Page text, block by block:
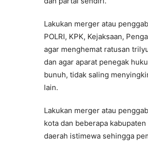
Lakukan merger atau
POLRI, KPK, Kejaksaan,
agar menghemat ratusan
dan agar aparat penegak
bunuh, tidak saling
lain.
Lakukan merger atau
kota dan beberapa
daerah istimewa sehingga